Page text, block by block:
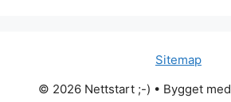
Sitemap
© 2026 Nettstart ;-) • Bygget med